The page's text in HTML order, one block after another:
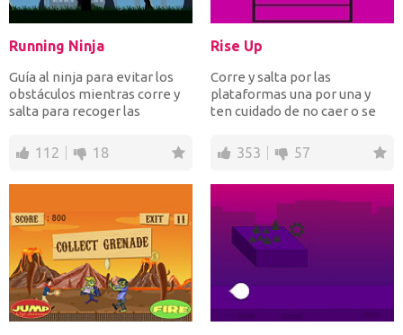
Running Ninja
Guía al ninja para evitar los
obstáculos mientras corre y
salta para recoger las
112 18
Rise Up
Corre y salta por las
plataformas una por una y
ten cuidado de no caer o se
353 57